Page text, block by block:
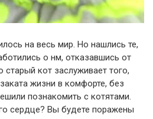
на весь мир. Но нашлись те,
о нм, отказавшись от
старый кот заслуживает того,
жизни в комфорте, без
познакомить с котятами.
сердце? Вы будете поражены